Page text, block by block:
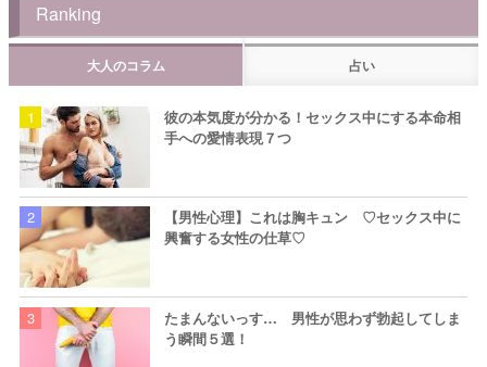
Ranking
大人のコラム 占い
彼の本気度が分かる！セックス中にする本命相
手への愛情表現７つ
【男性心理】これは胸キュン ♡セックス中に
興奮する女性の仕草♡
たまんないっす… 男性が思わず勃起してしま
う瞬間５選！